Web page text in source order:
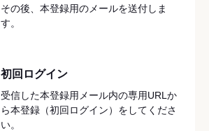
その後、本登録用のメールを送付しま
す。
初回ログイン
受信した本登録用メール内の専用URLか
ら本登録（初回ログイン）をしてくださ
い。